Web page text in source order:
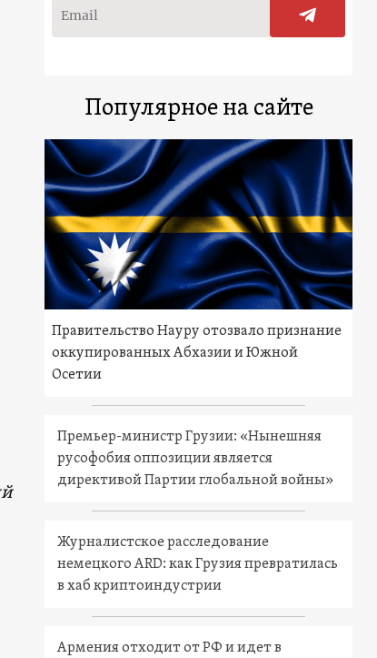
Популярное на сайте
Правительство Науру отозвало признание
оккупированных Абхазии и Южной
Осетии
Премьер-министр Грузии: «Нынешняя
русофобия оппозиции является
директивой Партии глобальной войны»
Журналистское расследование
немецкого ARD: как Грузия превратилась
в хаб криптоиндустрии
Армения отходит от РФ и идет в